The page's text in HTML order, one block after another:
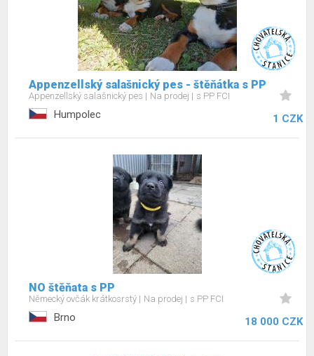
Appenzellský salašnický pes - štěňátka s PP
Appenzellský salašnický pes Na prodej s PP FCI
Humpolec 1 CZK
NO štěňata s PP
Německý ovčák krátkosrstý Na prodej s PP FCI
Brno 18 000 CZK